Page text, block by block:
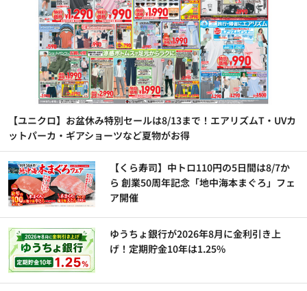
【ユニクロ】お盆休み特別セールは8/13まで！エアリズムT・UVカ
ットパーカ・ギアショーツなど夏物がお得
【くら寿司】中トロ110円の5日間は8/7か
ら 創業50周年記念「地中海本まぐろ」フェ
ア開催
ゆうちょ銀行が2026年8月に金利引き上
げ！定期貯金10年は1.25%